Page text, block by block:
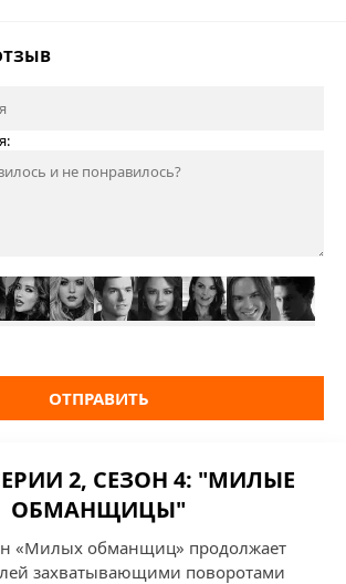
ОТПРАВИТЬ
2, СЕЗОН 4: "МИЛЫЕ
ОБМАНЩИЦЫ"
«Милых обманщиц» продолжает
захватывающими поворотами